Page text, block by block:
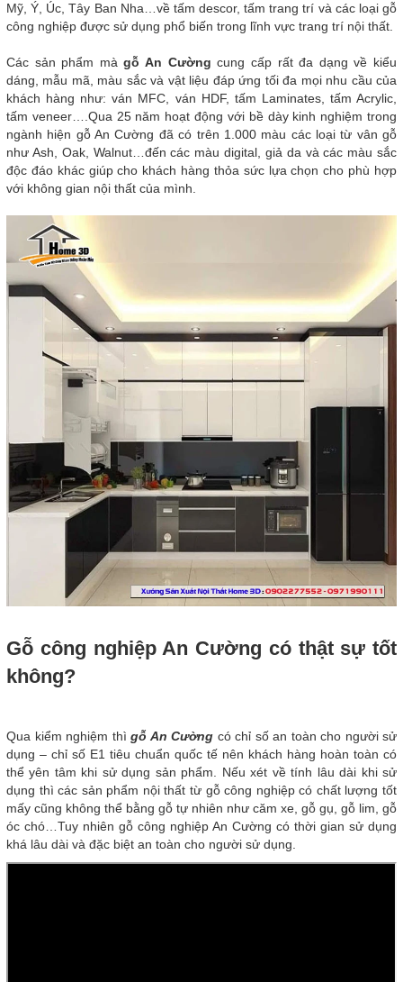
Mỹ, Ý, Úc, Tây Ban Nha…về tấm descor, tấm trang trí và các loại gỗ
công nghiệp được sử dụng phổ biến trong lĩnh vực trang trí nội thất.
Các sản phẩm mà gỗ An Cường cung cấp rất đa dạng về kiểu
dáng, mẫu mã, màu sắc và vật liệu đáp ứng tối đa mọi nhu cầu của
khách hàng như: ván MFC, ván HDF, tấm Laminates, tấm Acrylic,
tấm veneer….Qua 25 năm hoạt động với bề dày kinh nghiệm trong
ngành hiện gỗ An Cường đã có trên 1.000 màu các loại từ vân gỗ
như Ash, Oak, Walnut…đến các màu digital, giả da và các màu sắc
độc đáo khác giúp cho khách hàng thỏa sức lựa chọn cho phù hợp
với không gian nội thất của mình.
Gỗ công nghiệp An Cường có thật sự tốt
không?
Qua kiểm nghiệm thì gỗ An Cường có chỉ số an toàn cho người sử
dụng – chỉ số E1 tiêu chuẩn quốc tế nên khách hàng hoàn toàn có
thể yên tâm khi sử dụng sản phẩm. Nếu xét về tính lâu dài khi sử
dụng thì các sản phẩm nội thất từ gỗ công nghiệp có chất lượng tốt
mấy cũng không thể bằng gỗ tự nhiên như căm xe, gỗ gụ, gỗ lim, gỗ
óc chó…Tuy nhiên gỗ công nghiệp An Cường có thời gian sử dụng
khá lâu dài và đặc biệt an toàn cho người sử dụng.